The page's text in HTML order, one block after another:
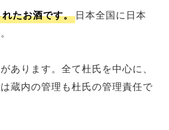
たお酒です。 日本全国に日本
あります。全て杜氏を中心に、
蔵内の管理も杜氏の管理責任で